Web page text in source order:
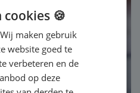
🍪
maken gebruik
website goed te
verbeteren en de
op deze